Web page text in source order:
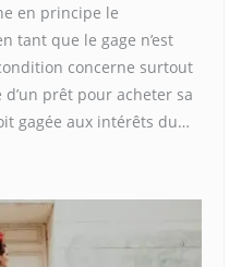
en principe le
tant que le gage n’est
concerne surtout
d’un prêt pour acheter sa
gagée aux intérêts du…